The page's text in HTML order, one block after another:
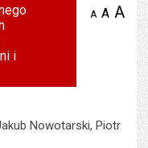
i
A zmniejsz
A A
Nowotarski, Piotr